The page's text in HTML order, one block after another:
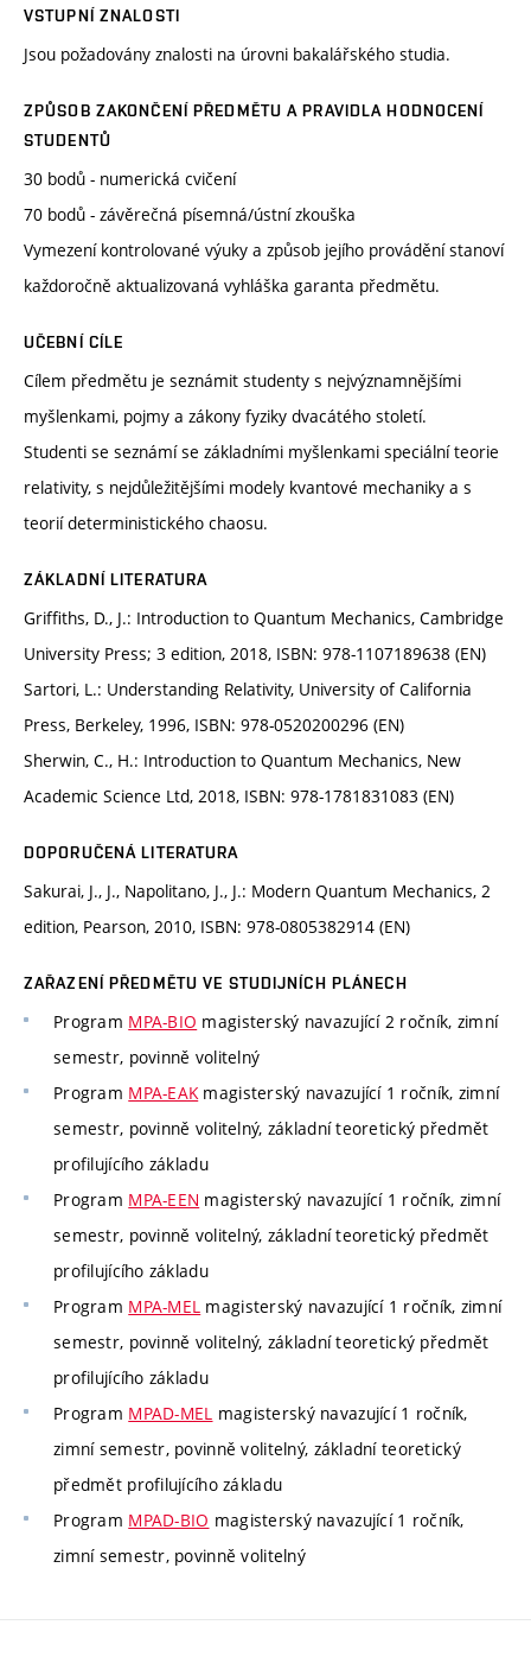
VSTUPNÍ ZNALOSTI
Jsou požadovány znalosti na úrovni bakalářského studia.
ZPŮSOB ZAKONČENÍ PŘEDMĚTU A PRAVIDLA HODNOCENÍ
STUDENTŮ
30 bodů - numerická cvičení
70 bodů - závěrečná písemná/ústní zkouška
Vymezení kontrolované výuky a způsob jejího provádění stanoví
každoročně aktualizovaná vyhláška garanta předmětu.
UČEBNÍ CÍLE
Cílem předmětu je seznámit studenty s nejvýznamnějšími
myšlenkami, pojmy a zákony fyziky dvacátého století.
Studenti se seznámí se základními myšlenkami speciální teorie
relativity, s nejdůležitějšími modely kvantové mechaniky a s
teorií deterministického chaosu.
ZÁKLADNÍ LITERATURA
Griffiths, D., J.: Introduction to Quantum Mechanics, Cambridge
University Press; 3 edition, 2018, ISBN: 978-1107189638 (EN)
Sartori, L.: Understanding Relativity, University of California
Press, Berkeley, 1996, ISBN: 978-0520200296 (EN)
Sherwin, C., H.: Introduction to Quantum Mechanics, New
Academic Science Ltd, 2018, ISBN: 978-1781831083 (EN)
DOPORUČENÁ LITERATURA
Sakurai, J., J., Napolitano, J., J.: Modern Quantum Mechanics, 2
edition, Pearson, 2010, ISBN: 978-0805382914 (EN)
ZAŘAZENÍ PŘEDMĚTU VE STUDIJNÍCH PLÁNECH
Program MPA-BIO magisterský navazující 2 ročník, zimní
semestr, povinně volitelný
Program MPA-EAKmagisterský navazující 1 ročník, zimní
semestr, povinně volitelný, základní teoretický předmět
profilujícího základu
Program MPA-EEN magisterský navazující 1 ročník, zimní
semestr, povinně volitelný, základní teoretický předmět
profilujícího základu
Program MPA-MEL magisterský navazující 1 ročník, zimní
semestr, povinně volitelný, základní teoretický předmět
profilujícího základu
Program MPAD-MEL magisterský navazující 1 ročník,
zimní semestr, povinně volitelný, základní teoretický
předmět profilujícího základu
Program MPAD-BIO magisterský navazující 1 ročník,
zimní semestr, povinně volitelný